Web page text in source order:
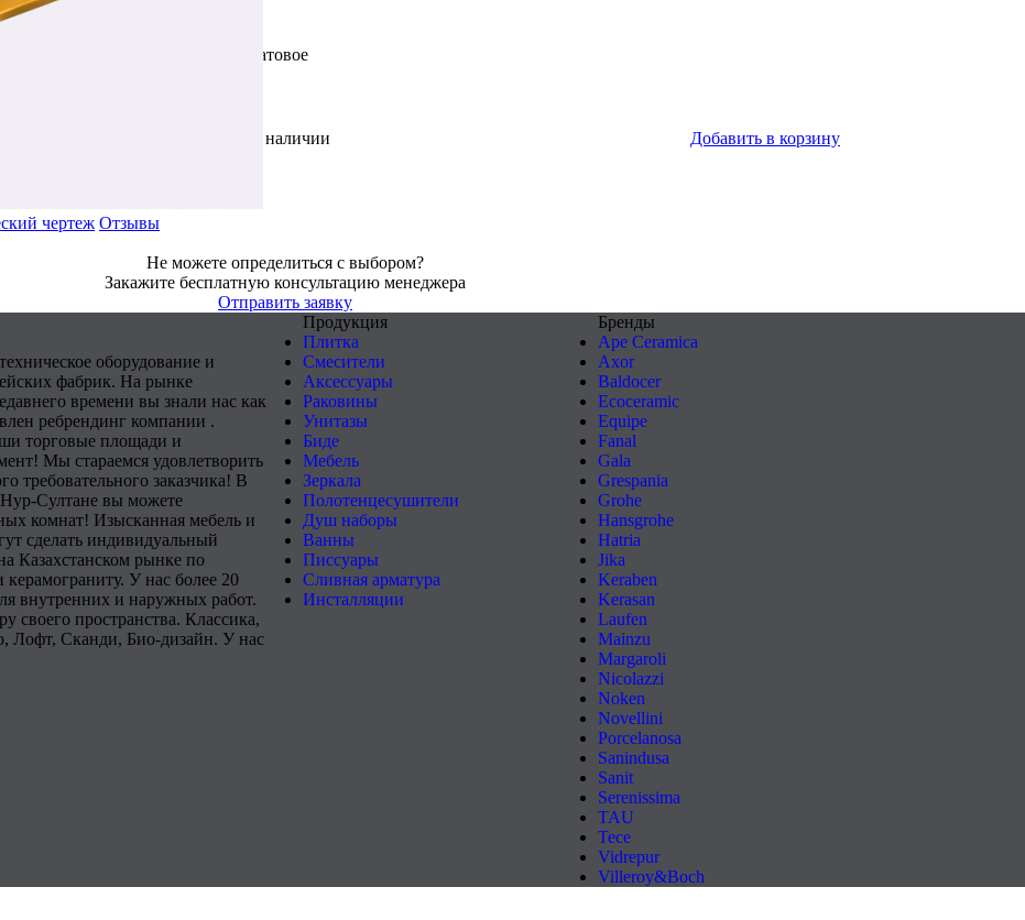
Цвет: Золото Матовое
В наличии Добавить в корзину
чертеж Отзывы
Не можете определиться с выбором?
Закажите бесплатную консультацию менеджера
Отправить заявку
оборудование и
фабрик. На рынке
времени вы знали нас как
ребрендинг компании .
торговые площади и
Мы стараемся удовлетворить
требовательного заказчика! В
Султане вы можете
комнат! Изысканная мебель и
сделать индивидуальный
Казахстанском рынке по
У нас более 20
внутренних и наружных работ.
своего пространства. Классика,
Лофт, Сканди, Био-дизайн. У нас
Продукция
Плитка
Смесители
Аксессуары
Раковины
Унитазы
Биде
Мебель
Зеркала
Полотенцесушители
Душ наборы
Ванны
Писсуары
Сливная арматура
Инсталляции
Бренды
Ape Ceramica
Axor
Baldocer
Ecoceramic
Equipe
Fanal
Gala
Grespania
Grohe
Hansgrohe
Hatria
Jika
Keraben
Kerasan
Laufen
Mainzu
Margaroli
Nicolazzi
Noken
Novellini
Porcelanosa
Sanindusa
Sanit
Serenissima
TAU
Tece
Vidrepur
Villeroy&Boch